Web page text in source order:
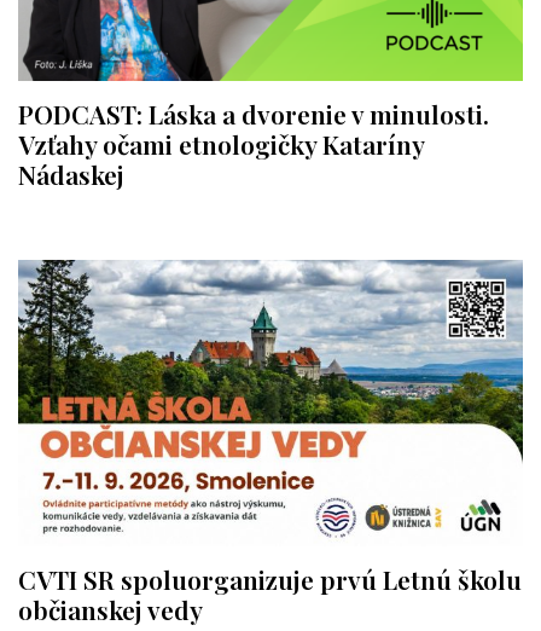
PODCAST: Láska a dvorenie v minulosti.
Vzťahy očami etnologičky Kataríny
Nádaskej
CVTI SR spoluorganizuje prvú Letnú školu
občianskej vedy